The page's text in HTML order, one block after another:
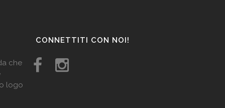
che
logo
CONNETTITI CON NOI!